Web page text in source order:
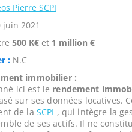
Pierre SCPI
2021
500 K€et 1 million €
:N.C
immobilier :
ici est le rendement
sur ses données locatives.
de la SCPI , qui intègre la
de ses actifs. Il ne